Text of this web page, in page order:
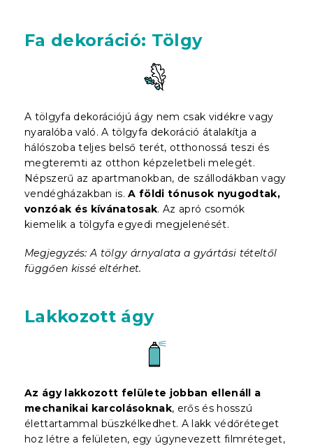
Fa dekoráció: Tölgy
A tölgyfa dekorációjú ágy nem csak vidékre vagy
nyaralóba való. A tölgyfa dekoráció átalakítja a
hálószoba teljes belső terét, otthonossá teszi és
megteremti az otthon képzeletbeli melegét.
Népszerű az apartmanokban, de szállodákban vagy
vendégházakban is.A földi tónusok nyugodtak,
vonzóak és kívánatosak. Az apró csomók
kiemelik a tölgyfa egyedi megjelenését.
Megjegyzés: A tölgy árnyalata a gyártási tételtől
függően kissé eltérhet.
Lakkozott ágy
Az ágy lakkozott felülete jobban ellenáll a
mechanikai karcolásoknak, erős és hosszú
élettartammal büszkélkedhet. A lakk védőréteget
hoz létre a felületen, egy úgynevezett filmréteget,